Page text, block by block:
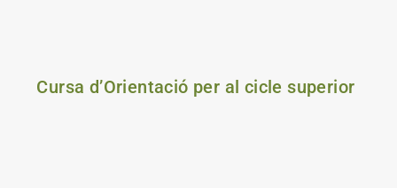
Cursa d’Orientació per al cicle superior